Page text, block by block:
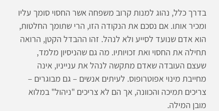
בדרך כלל, נהוג למנות קרוב משפחה אשר החסוי סומך עליו
ומכיר אותו. אם נסכם את הנקודה הזו, הרי שתומך החלטות,
הוא אדם שנועד לסייע ולא לנהל. זהו ההבדל הקטן, הרואה
תחילה את החסוי ואת זכויותיו. מה גם שהניסיון מלמד,
שעצם העובדה שאדם מתקשה לנהל את ענייניו, אינה
מחייבת מינוי אפוטרופוס. לעיתים אנשים – גם מבוגרים –
צריכים תמיכה והכוונה, אך הם לא צריכים "ניהול" במלוא
מובן המילה.